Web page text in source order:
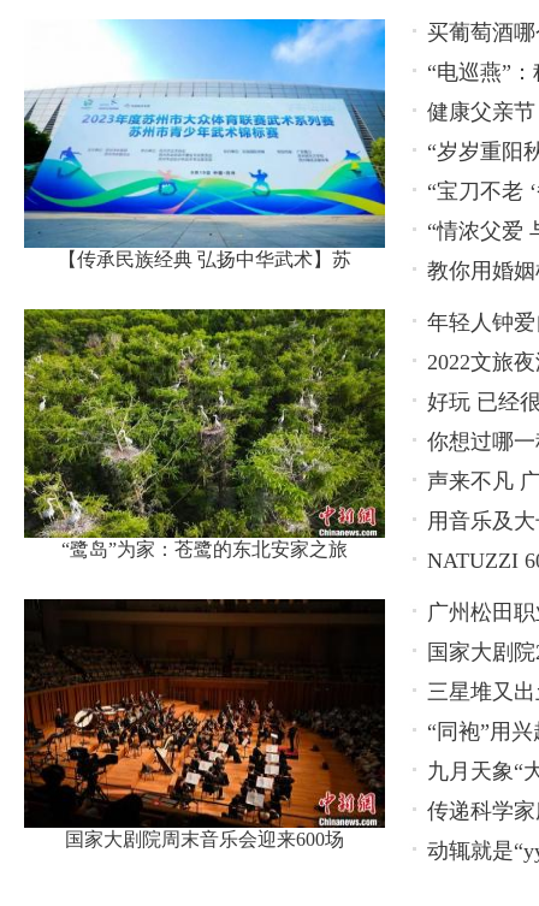
【传承民族经典 弘扬中华武术】苏
买葡萄酒
“电巡燕”
健康父亲
齿”
“岁岁重阳
列活动
“宝刀不老
友谊赛
“情浓父爱
教你用婚
“鹭岛”为家：苍鹭的东北安家之旅
年轻人钟
2022文旅
博览会
好玩 已经
你想过哪
声来不凡
用音乐及
NATUZZI
国家大剧院周末音乐会迎来600场
广州松田
养新模式
国家大剧
三星堆又
“同袍”用
九月天象“
传递科学
动辄就是